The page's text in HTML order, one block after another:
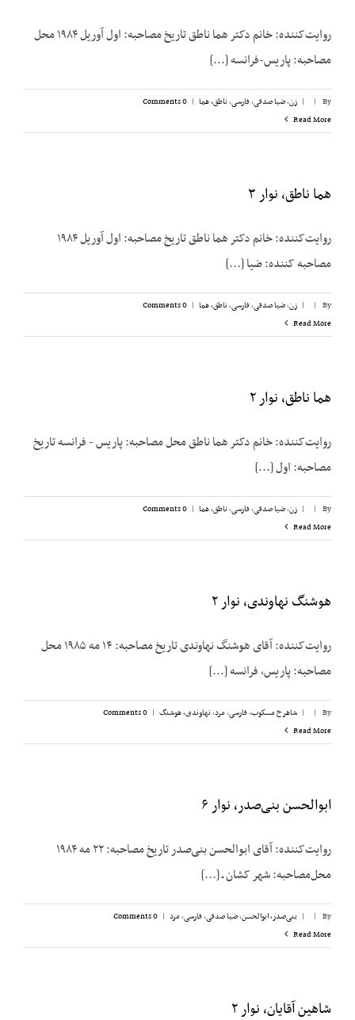
روایت‌کننده: خانم دکتر هما ناطق تاریخ مصاحبه: اول آوریل ۱۹۸۴ محل
مصاحبه: پاریس-فرانسه [...]
By
|
| زن,ضیا صدقی,فارسی,ناطق، هما |
0 Comments
Read More
هما ناطق، نوار ۳
روایت‌کننده: خانم دکتر هما ناطق تاریخ مصاحبه: اول آوریل ۱۹۸۴
مصاحبه کننده: ضیا [...]
By
|
| زن,ضیا صدقی,فارسی,ناطق، هما |
0 Comments
Read More
هما ناطق، نوار ۲
روایت‌کننده: خانم دکتر هما ناطق محل مصاحبه: پاریس - فرانسه تاریخ
مصاحبه: اول [...]
By
|
| زن,ضیا صدقی,فارسی,ناطق، هما |
0 Comments
Read More
هوشنگ نهاوندی، نوار ۲
روایت‌کننده: آقای هوشنگ نهاوندی تاریخ مصاحبه: ۱۴ مه ۱۹۸۵ محل
مصاحبه: پاریس، فرانسه [...]
By
|
| شاهرخ مسکوب,فارسی,مرد,نهاوندی، هوشنگ |
0 Comments
Read More
ابوالحسن بنی‌صدر، نوار ۶
روایت‌کننده: آقای ابوالحسن بنی‌صدر تاریخ مصاحبه: ۲۲ مه ۱۹۸۴
محل‌مصاحبه: شهر کشان ـ [...]
By
|
| بنی‌صدر، ابوالحسن,ضیا صدقی,فارسی,مرد |
0 Comments
Read More
شاهین آقایان، نوار ۲